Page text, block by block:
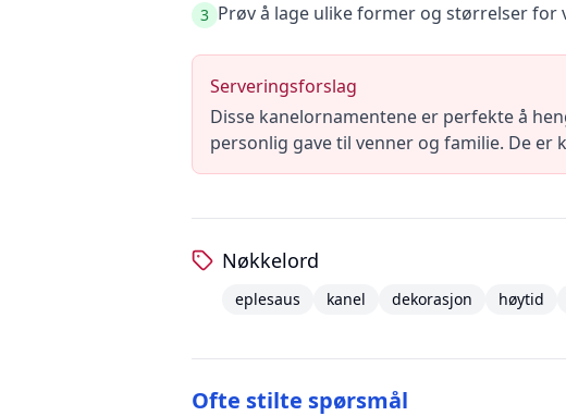
3 Prøv å lage ulike former og størrelser
Serveringsforslag
Disse kanelornamentene er perfekte å
personlig gave til venner og familie. De er
Nøkkelord
eplesaus kanel dekorasjon høytid
Ofte stilte spørsmål